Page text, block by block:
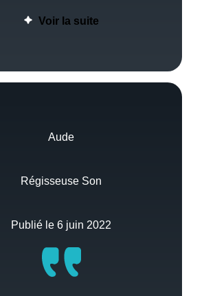
Voir la suite
Aude
Régisseuse Son
Publié le 6 juin 2022